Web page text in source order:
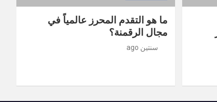
ما هو التقدم المحرز عالمياً في
مجال الرقمنة؟
سنتين ago